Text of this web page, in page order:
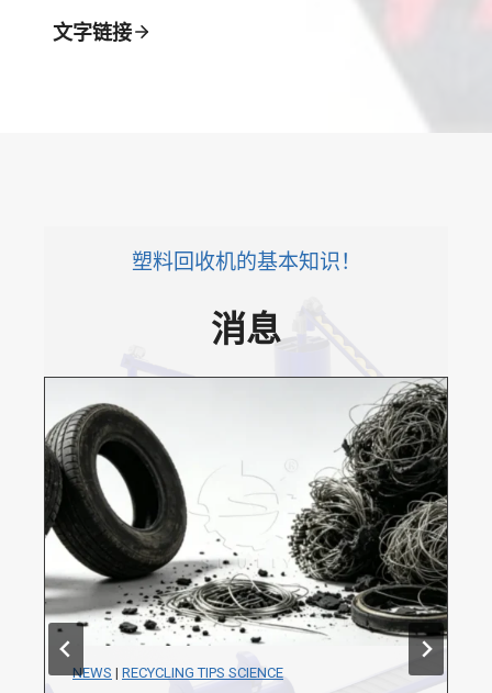
M
文字链接
塑料回收机的基本知识！
消息
BLOG| NEWS| RECYCLING TIPS SCIENCE